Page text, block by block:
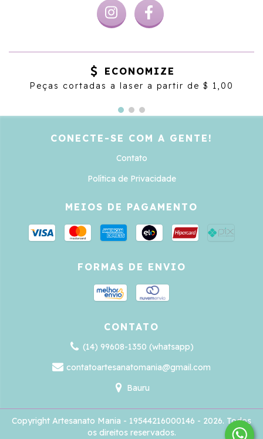
ECONOMIZE
Peças cortadas a laser a partir de $ 1,00
CONECTE-SE COM A GENTE!
Contato
Política de Privacidade
MEIOS DE PAGAMENTO
FORMAS DE ENVIO
CONTATO
(14) 99608-1350 (whatsapp)
contatoartesanatomania@gmail.com
Bauru
Copyright Artesanato Mania - 19544216000146 - 2026. Todos
os direitos reservados.